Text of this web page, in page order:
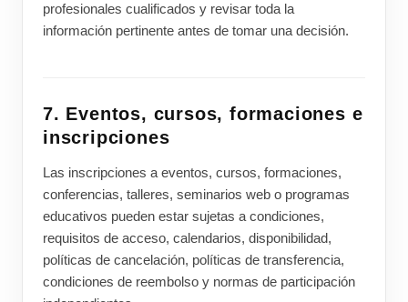
profesionales cualificados y revisar toda la
información pertinente antes de tomar una decisión.
7. Eventos, cursos, formaciones e
inscripciones
Las inscripciones a eventos, cursos, formaciones,
conferencias, talleres, seminarios web o programas
educativos pueden estar sujetas a condiciones,
requisitos de acceso, calendarios, disponibilidad,
políticas de cancelación, políticas de transferencia,
condiciones de reembolso y normas de participación